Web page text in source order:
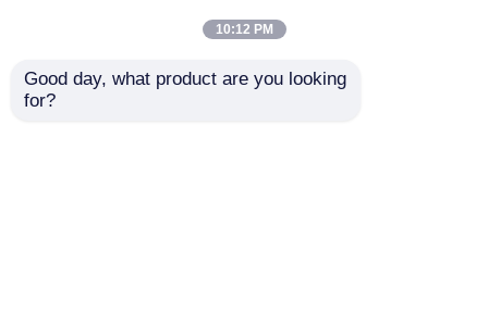
Kaltwalzen
10:12 PM
Good day, what product are you looking
for?